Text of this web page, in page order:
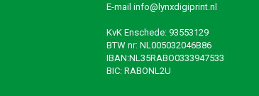
E-mail info@lynxdigiprint.nl
KvK Enschede: 93553129
BTW nr: NL005032046B86
IBAN:NL35RABO0333947533
BIC: RABONL2U